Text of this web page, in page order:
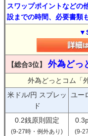
スワップポイントなどの
設までの時間、必要書類
【総合3位】 外為どっ
外為どっとコム「
米ドル/円 スプレッ
ド
ユー
0.2銭原則固定
(9-27時・例外あり) (9-